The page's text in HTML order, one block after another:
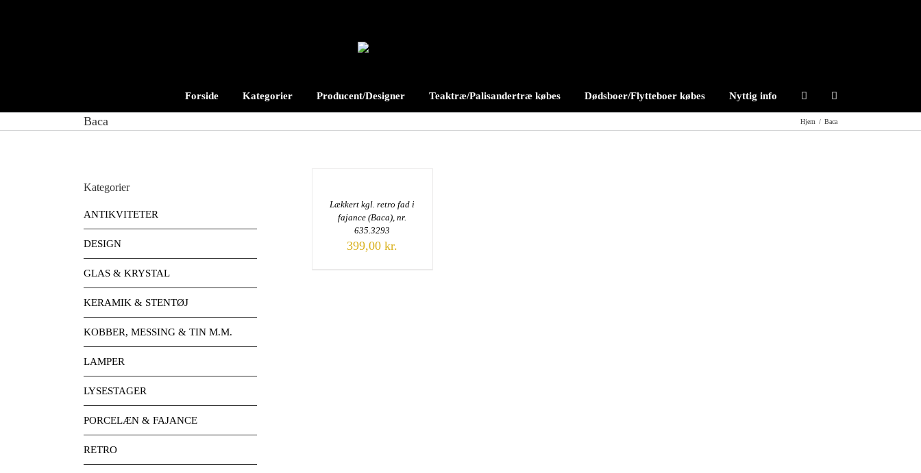
Forside Kategorier Producent/Designer Teaktræ/Palisandertræ købes Dødsboer/Flytteboer købes Nyttig info
Baca Hjem / Baca
Lækkert kgl. retro fad i
fajance (Baca), nr.
635.3293
399,00kr.
Kategorier
ANTIKVITETER
DESIGN
GLAS & KRYSTAL
KERAMIK & STENTØJ
KOBBER, MESSING & TIN M.M.
LAMPER
LYSESTAGER
PORCELÆN & FAJANCE
RETRO